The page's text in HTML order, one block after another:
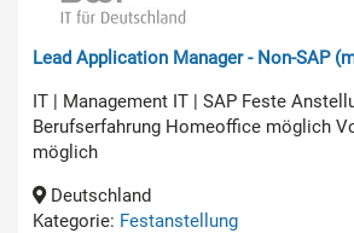
Lead Application Manager - Non-SAP
IT | Management IT | SAP Feste
Berufserfahrung Homeoffice möglich
möglich
Deutschland
Kategorie: Festanstellung